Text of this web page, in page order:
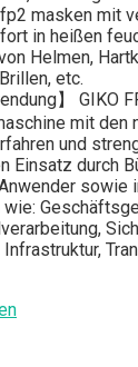
masken mit
in heißen
Helmen,
etc.
】 GIKO
mit den
und
Einsatz durch
sowie
wie:
Infrastruktur,